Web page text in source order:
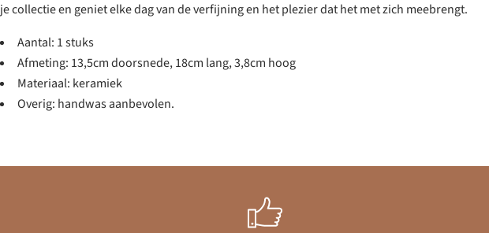
je collectie en geniet elke dag van de verfijning en het plezier dat het met zich meebrengt.
Aantal: 1 stuks
Afmeting: 13,5cm doorsnede, 18cm lang, 3,8cm hoog
Materiaal: keramiek
Overig: handwas aanbevolen.